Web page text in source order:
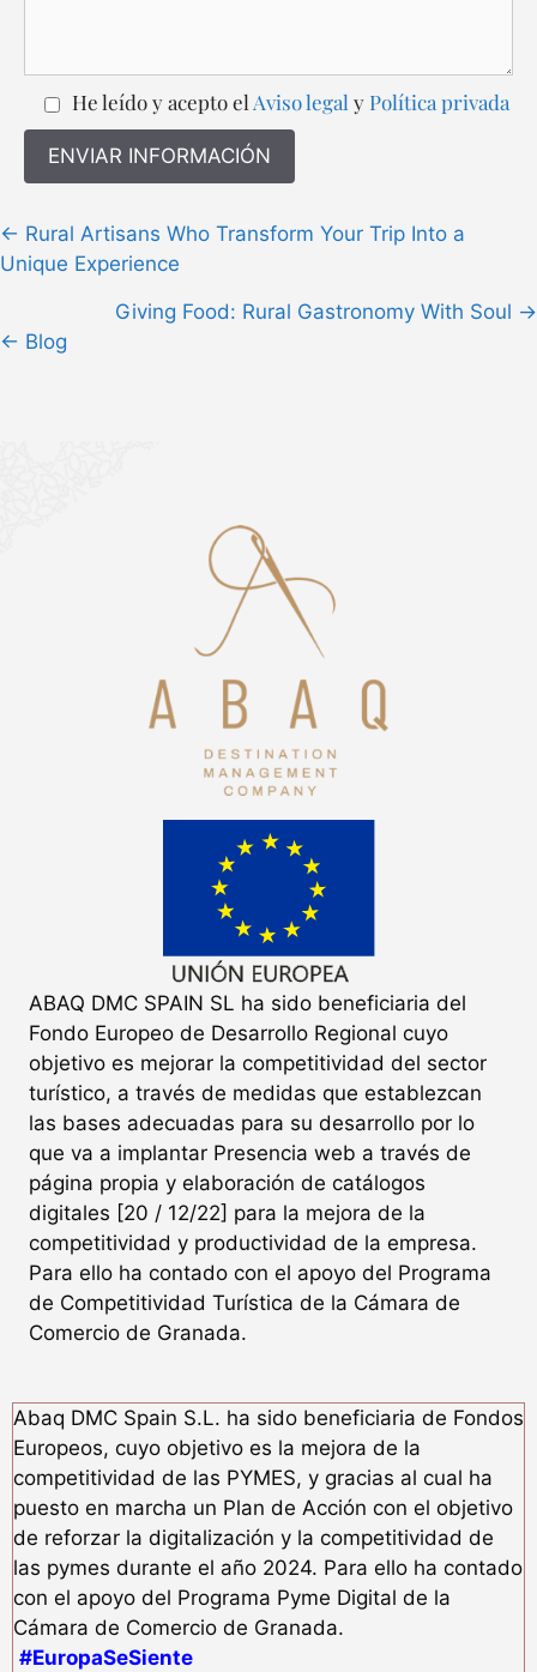
He leído y acepto el Aviso legal y Política privada
Posts
navigation
← Rural Artisans Who Transform Your Trip Into a
Unique Experience
Giving Food: Rural Gastronomy With Soul →
← Blog
ABAQ DMC SPAIN SL ha sido beneficiaria del
Fondo Europeo de Desarrollo Regional cuyo
objetivo es mejorar la competitividad del sector
turístico, a través de medidas que establezcan
las bases adecuadas para su desarrollo por lo
que va a implantar Presencia web a través de
página propia y elaboración de catálogos
digitales [20 / 12/22] para la mejora de la
competitividad y productividad de la empresa.
Para ello ha contado con el apoyo del Programa
de Competitividad Turística de la Cámara de
Comercio de Granada.
Abaq DMC Spain S.L. ha sido beneficiaria de Fondos
Europeos, cuyo objetivo es la mejora de la
competitividad de las PYMES, y gracias al cual ha
puesto en marcha un Plan de Acción con el objetivo
de reforzar la digitalización y la competitividad de
las pymes durante el año 2024. Para ello ha contado
con el apoyo del Programa Pyme Digital de la
Cámara de Comercio de Granada.
#EuropaSeSiente